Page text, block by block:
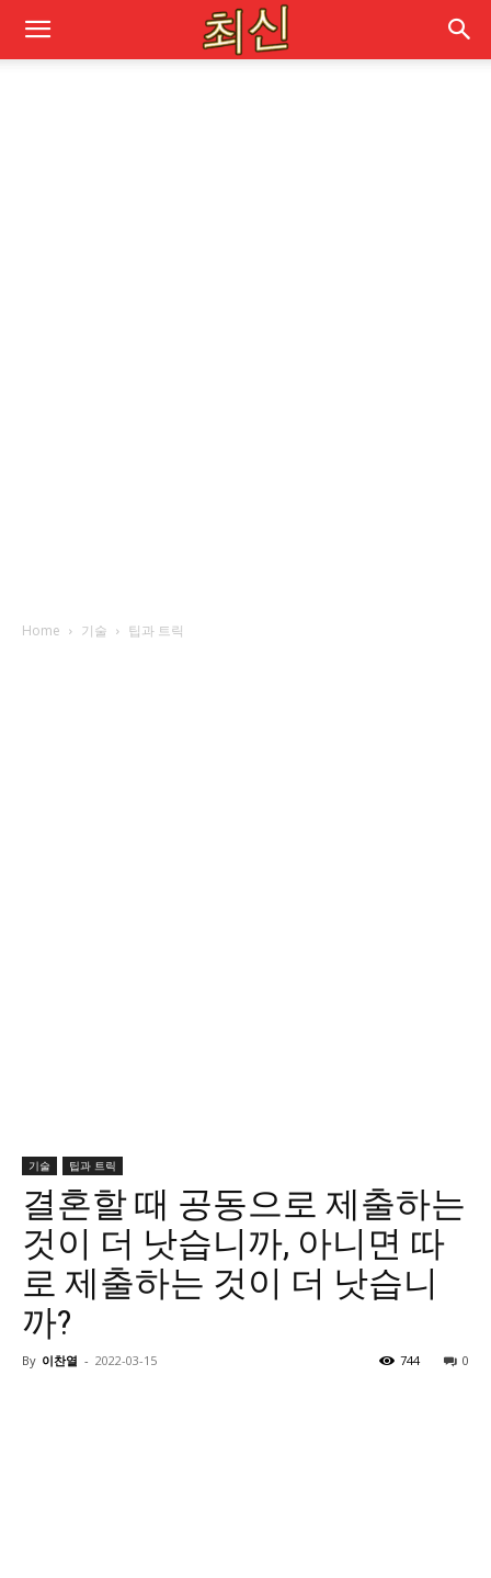
Home 기술 팁과 트릭
기술 팁과 트릭
결혼할 때 공동으로 제출하는
것이 더 낫습니까, 아니면 따
로 제출하는 것이 더 낫습니
까?
By 이찬열 - 2022-03-15 0
744